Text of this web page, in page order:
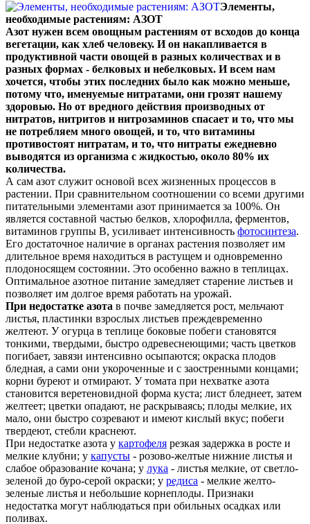
Элементы,
необходимые растениям: АЗОТ
Азот нужен всем овощным растениям от всходов до конца
вегетации, как хлеб человеку. И он накапливается в
продуктивной части овощей в разных количествах и в
разных формах - белковых и небелковых. И всем нам
хочется, чтобы этих последних было как можно меньше,
потому что, именуемые нитратами, они грозят нашему
здоровью. Но от вредного действия производных от
нитратов, нитритов и нитрозаминов спасает и то, что мы
не потребляем много овощей, и то, что витамины
противостоят нитратам, и то, что нитраты ежедневно
выводятся из организма с жидкостью, около 80% их
количества.
А сам азот служит основой всех жизненных процессов в
растении. При сравнительном соотношении со всеми другими
питательными элементами азот принимается за 100%. Он
является составной частью белков, хлорофилла, ферментов,
витаминов группы В, усиливает интенсивность фотосинтеза.
Его достаточное наличие в органах растения позволяет им
длительное время находиться в растущем и одновременно
плодоносящем состоянии. Это особенно важно в теплицах.
Оптимальное азотное питание замедляет старение листьев и
позволяет им долгое время работать на урожай.
При недостатке азота в почве замедляется рост, мельчают
листья, пластинки взрослых листьев преждевременно
желтеют. У огурца в теплице боковые побеги становятся
тонкими, твердыми, быстро одревеснеющими; часть цветков
погибает, завязи интенсивно осыпаются; окраска плодов
бледная, а сами они укороченные и с заостренными концами;
корни буреют и отмирают. У томата при нехватке азота
становится веретеновидной форма куста; лист бледнеет, затем
желтеет; цветки опадают, не раскрываясь; плоды мелкие, их
мало, они быстро созревают и имеют кислый вкус; побеги
твердеют, стебли краснеют.
При недостатке азота у картофеля резкая задержка в росте и
мелкие клубни; у капусты - розово-желтые нижние листья и
слабое образование кочана; у лука - листья мелкие, от светло-
зеленой до буро-серой окраски; у редиса - мелкие желто-
зеленые листья и небольшие корнеплоды. Признаки
недостатка могут наблюдаться при обильных осадках или
поливах.